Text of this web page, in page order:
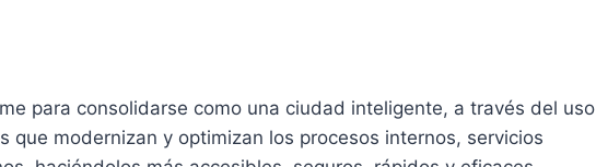
para consolidarse como una ciudad inteligente, a través del uso
que modernizan y optimizan los procesos internos, servicios